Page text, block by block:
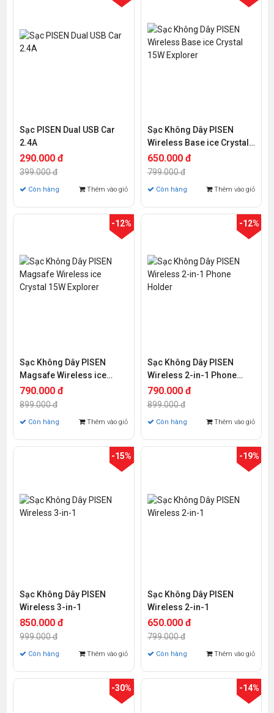
Sạc PISEN Dual USB Car
2.4A
290.000 đ
399.000 đ
Còn hàng Thêm vào giỏ
Sạc Không Dây PISEN
Wireless Base ice Crystal
15W Explorer
650.000 đ
799.000 đ
Còn hàng Thêm vào giỏ
-12%
Sạc Không Dây PISEN
Magsafe Wireless ice
Crystal 15W Explorer
790.000 đ
899.000 đ
Còn hàng Thêm vào giỏ
-12%
Sạc Không Dây PISEN
Wireless 2-in-1 Phone
Holder
790.000 đ
899.000 đ
Còn hàng Thêm vào giỏ
-15%
Sạc Không Dây PISEN
Wireless 3-in-1
850.000 đ
999.000 đ
Còn hàng Thêm vào giỏ
-19%
Sạc Không Dây PISEN
Wireless 2-in-1
650.000 đ
799.000 đ
Còn hàng Thêm vào giỏ
-30% -14%